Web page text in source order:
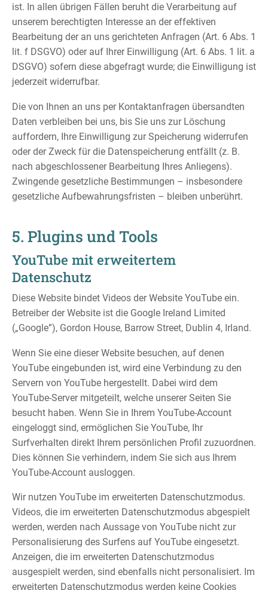
ist. In allen übrigen Fällen beruht die Verarbeitung auf
unserem berechtigten Interesse an der effektiven
Bearbeitung der an uns gerichteten Anfragen (Art. 6 Abs. 1
lit. f DSGVO) oder auf Ihrer Einwilligung (Art. 6 Abs. 1 lit. a
DSGVO) sofern diese abgefragt wurde; die Einwilligung ist
jederzeit widerrufbar.
Die von Ihnen an uns per Kontaktanfragen übersandten
Daten verbleiben bei uns, bis Sie uns zur Löschung
auffordern, Ihre Einwilligung zur Speicherung widerrufen
oder der Zweck für die Datenspeicherung entfällt (z. B.
nach abgeschlossener Bearbeitung Ihres Anliegens).
Zwingende gesetzliche Bestimmungen – insbesondere
gesetzliche Aufbewahrungsfristen – bleiben unberührt.
5. Plugins und Tools
YouTube mit erweitertem
Datenschutz
Diese Website bindet Videos der Website YouTube ein.
Betreiber der Website ist die Google Ireland Limited
(„Google”), Gordon House, Barrow Street, Dublin 4, Irland.
Wenn Sie eine dieser Website besuchen, auf denen
YouTube eingebunden ist, wird eine Verbindung zu den
Servern von YouTube hergestellt. Dabei wird dem
YouTube-Server mitgeteilt, welche unserer Seiten Sie
besucht haben. Wenn Sie in Ihrem YouTube-Account
eingeloggt sind, ermöglichen Sie YouTube, Ihr
Surfverhalten direkt Ihrem persönlichen Profil zuzuordnen.
Dies können Sie verhindern, indem Sie sich aus Ihrem
YouTube-Account ausloggen.
Wir nutzen YouTube im erweiterten Datenschutzmodus.
Videos, die im erweiterten Datenschutzmodus abgespielt
werden, werden nach Aussage von YouTube nicht zur
Personalisierung des Surfens auf YouTube eingesetzt.
Anzeigen, die im erweiterten Datenschutzmodus
ausgespielt werden, sind ebenfalls nicht personalisiert. Im
erweiterten Datenschutzmodus werden keine Cookies